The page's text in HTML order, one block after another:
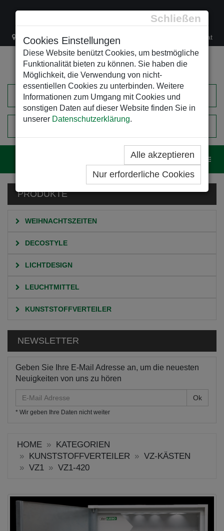
Schließen
Cookies Einstellungen
Diese Website benützt Cookies, um bestmögliche
Funktionalität bieten zu können. Sie haben die
Möglichkeit, die Verwendung von nicht-
essentiellen Cookies zu unterbinden. Weitere
Informationen zum Umgang mit Cookies und
sonstigen Daten auf dieser Website finden Sie in
unserer Datenschutzerklärung.
Alle akzeptieren
Nur erforderliche Cookies
Lacknergasse 78 +43/1/470 37 00 office@leso.at
EINKAUFSWAGEN
PRODUKTE
WEIHNACHTSZEITEN
DECOSTYLE
LICHTDESIGN
LEUCHTMITTEL
KUNSTSTOFFVERTEILER
NEWSLETTER
Geben Sie Ihre E-Mail Adresse an, um die neuesten
Neuigkeiten von uns zu hören
Mail
Adresse
* Wir geben Ihre Daten nicht weiter
HOME
KATEGORIEN
KUNSTSTOFFVERTEILER
VZ-KÄSTEN
VZ1
VZ1-420